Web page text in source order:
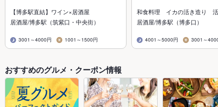
【博多駅直結】ワイン×居酒屋
居酒屋/博多駅（筑紫口・中央街）
3001～4000円 1001～1500円
和食料理 イカの活き造り
居酒屋/博多駅（博多口）
4001～5000円 3001～
おすすめのグルメ・クーポン情報